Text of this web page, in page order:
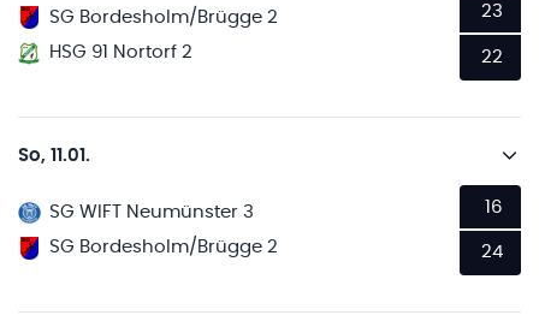
SG Bordesholm/Brügge 2
HSG 91 Nortorf 2
23
22
So, 11.01.
SG WIFT Neumünster 3
SG Bordesholm/Brügge 2
16
24